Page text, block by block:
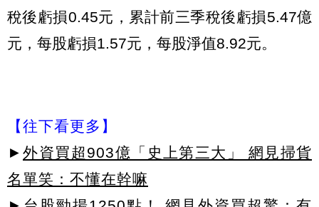
稅後虧損0.45元，累計前三季稅後虧損5.47億
元，每股虧損1.57元，每股淨值8.92元。
【往下看更多】
► 外資買超903億「史上第三大」 網見掃貨
名單笑：不懂在幹嘛